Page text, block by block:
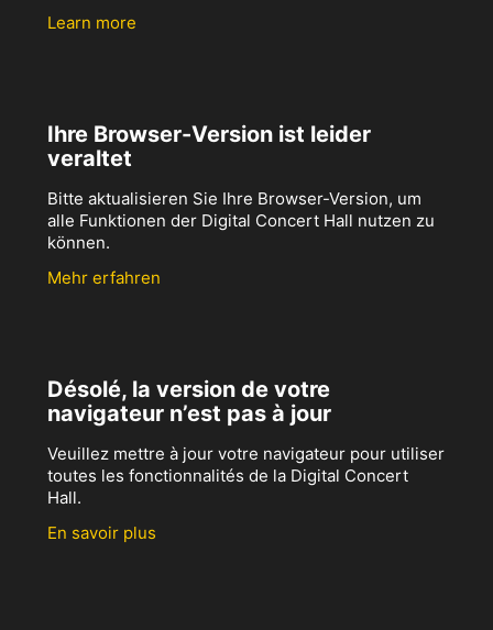
Learn more
Ihre Browser-Version ist leider
veraltet
Bitte aktualisieren Sie Ihre Browser-Version, um
alle Funktionen der Digital Concert Hall nutzen zu
können.
Mehr erfahren
Désolé, la version de votre
navigateur n’est pas à jour
Veuillez mettre à jour votre navigateur pour utiliser
toutes les fonctionnalités de la Digital Concert
Hall.
En savoir plus